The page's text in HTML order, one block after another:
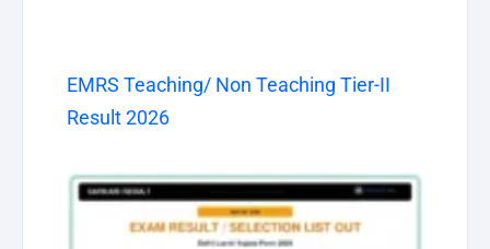
EMRS Teaching/ Non Teaching Tier-II
Result 2026